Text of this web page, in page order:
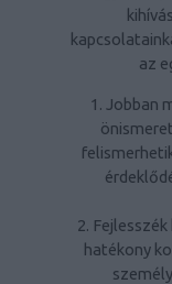
az
1. Jobban
2.
hatékony